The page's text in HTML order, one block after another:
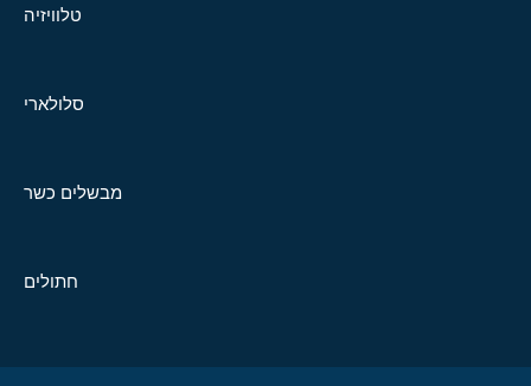
טלוויזיה
סלולארי
מבשלים כשר
חתולים